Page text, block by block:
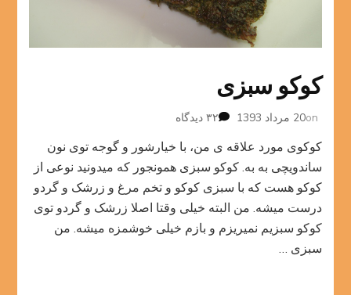
کوکو سبزی
on20 مرداد 1393 ۳۲ دیدگاه
سبزی
کوکوی مورد علاقه ی من، با خیارشور و گوجه توی نون
ساندویچی به به. کوکو سبزی همونجور که میدونید نوعی از
کوکو هست که با سبزی کوکو و تخم مرغ و زرشک و گردو
درست میشه. من البته خیلی وقتا اصلا زرشک و گردو توی
کوکو سبزیم نمیریزم و بازم خیلی خوشمزه میشه. من
سبزی …